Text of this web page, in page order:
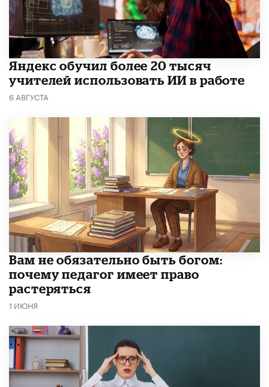
​Яндекс обучил более 20 тысяч
учителей использовать ИИ в работе
6 АВГУСТА
​Вам не обязательно быть богом:
почему педагог имеет право
растеряться
1 ИЮНЯ